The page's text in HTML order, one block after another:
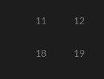
11 12
18 19